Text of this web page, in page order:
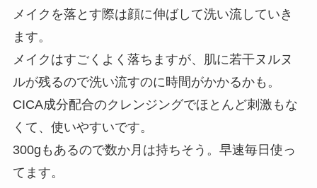
メイクを落とす際は顔に伸ばして洗い流していき
ます。
メイクはすごくよく落ちますが、肌に若干ヌルヌ
ルが残るので洗い流すのに時間がかかるかも。
CICA成分配合のクレンジングでほとんど刺激もな
くて、使いやすいです。
300gもあるので数か月は持ちそう。早速毎日使っ
てます。